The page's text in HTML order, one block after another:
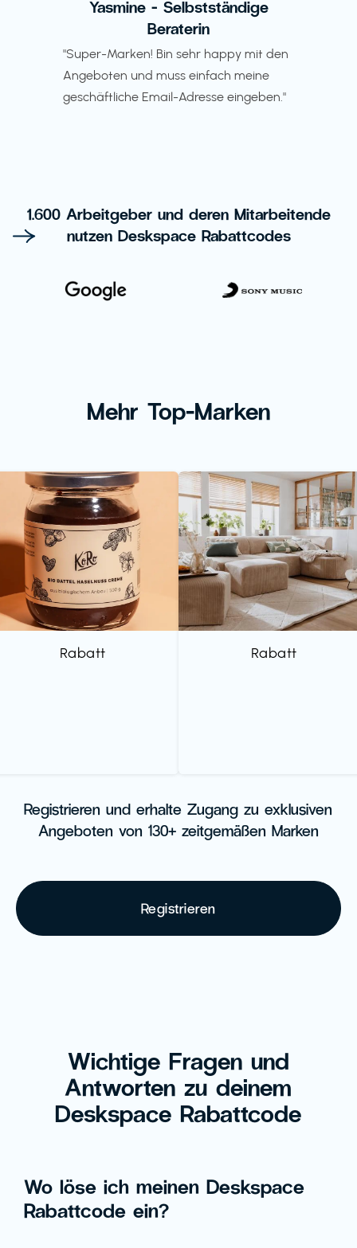
Yasmine - Selbstständige
Beraterin
"Super-Marken! Bin sehr happy mit den
Angeboten und muss einfach meine
geschäftliche Email-Adresse eingeben."
1.600 Arbeitgeber und deren Mitarbeitende
nutzen Deskspace Rabattcodes
Mehr Top-Marken
Rabatt Rabatt
Registrieren und erhalte Zugang zu exklusiven
Angeboten von 130+ zeitgemäßen Marken
Registrieren
Wichtige Fragen und
Antworten zu deinem
Deskspace Rabattcode
Wo löse ich meinen Deskspace
Rabattcode ein?